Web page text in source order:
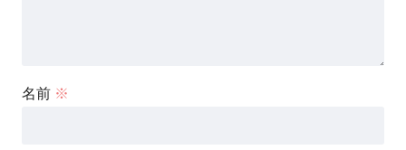
名前 ※